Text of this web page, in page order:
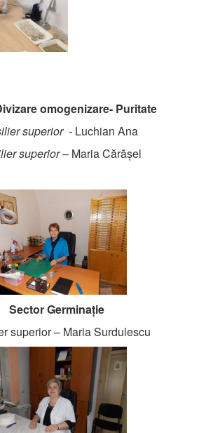
omogenizare- Puritate
superior - Luchian Ana
superior– Maria Cărășel
Sector Germinație
superior – Maria Surdulescu